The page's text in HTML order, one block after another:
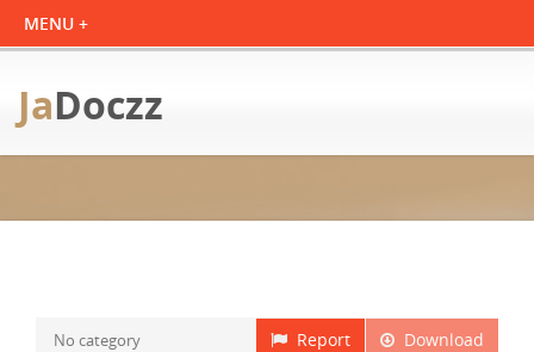
JaDoczz
Download
Report
No category